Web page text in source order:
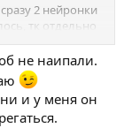
2 нейронки
тк отдельно
аххаха)
не подходит, но
небольшую
не наипали.
и у меня он